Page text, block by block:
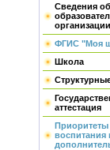
Сведения об
организации
ФГИС "Моя
Школа
аттестация
Приоритеты
воспитания